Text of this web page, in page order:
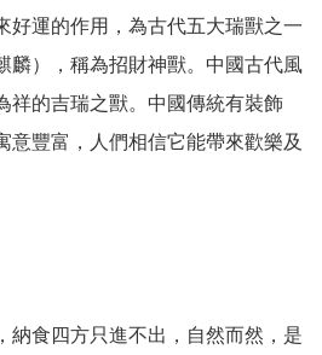
好運的作用，為古代五大瑞獸之一
麟），稱為招財神獸。中國古代風
祥的吉瑞之獸。中國傳統有裝飾
意豐富，人們相信它能帶來歡樂及
納食四方只進不出，自然而然，是